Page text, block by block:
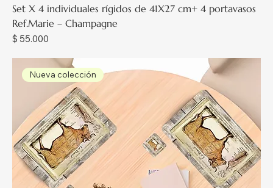
Set X 4 individuales rígidos de 41X27 cm+ 4 portavasos
Ref.Marie – Champagne
Precio
$ 55.000
Nueva colección